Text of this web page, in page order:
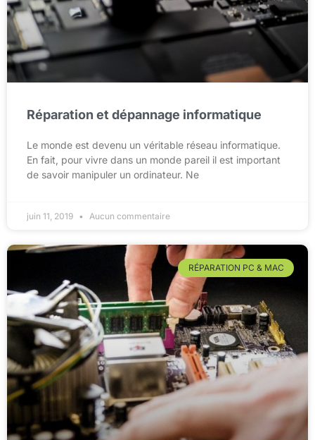
Réparation et dépannage informatique
Le monde est devenu un véritable réseau informatique.
En fait, pour vivre dans un monde pareil il est important
de savoir manipuler un ordinateur. Ne
juin 11, 2019 Aucun commentaire
RÉPARATION PC & MAC